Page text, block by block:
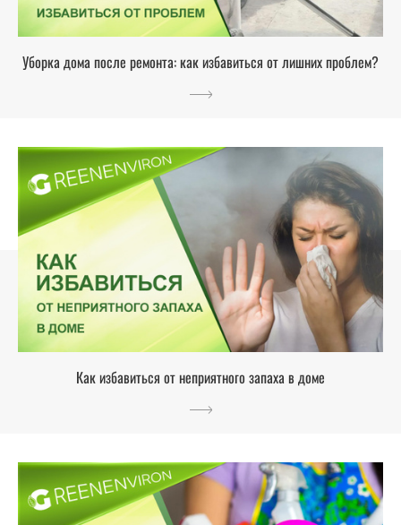
Уборка дома после ремонта: как избавиться от лишних проблем?
Как избавиться от неприятного запаха в доме